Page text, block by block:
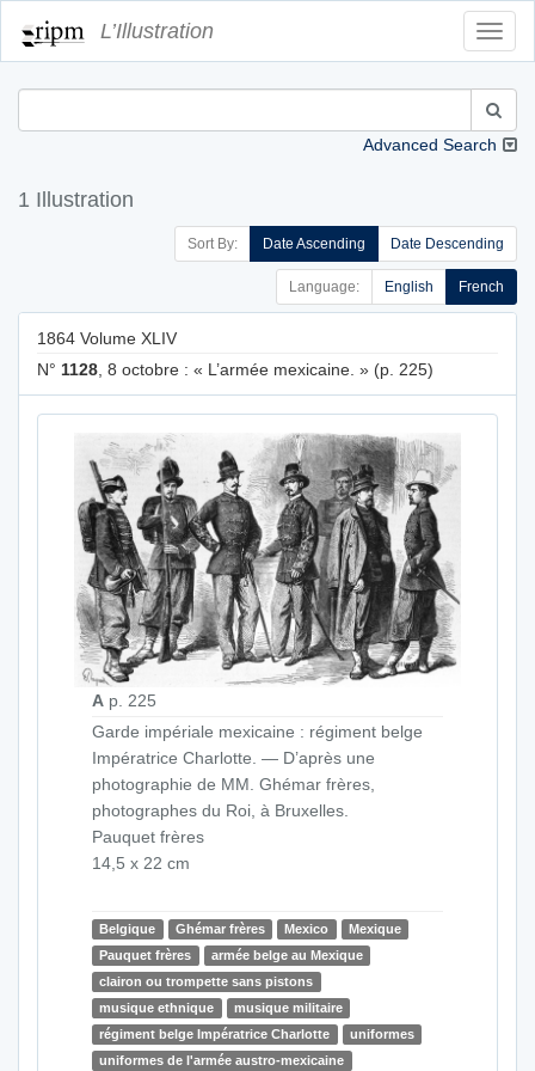
L’Illustration
Advanced Search
1 Illustration
Sort By: Date Ascending Date Descending
Language: English French
1864 Volume XLIV
N° 1128 , 8 octobre : « L’armée mexicaine. » (p. 225)
A p. 225
Garde impériale mexicaine : régiment belge
Impératrice Charlotte. — D’après une
photographie de MM. Ghémar frères,
photographes du Roi, à Bruxelles.
Pauquet frères
14,5 x 22 cm
Belgique Ghémar frères Mexico
Mexique
Pauquet frères
armée belge au Mexique
clairon ou trompette sans pistons
musique ethnique
musique militaire
régiment belge Impératrice Charlotte
uniformes
uniformes de l'armée austro-mexicaine